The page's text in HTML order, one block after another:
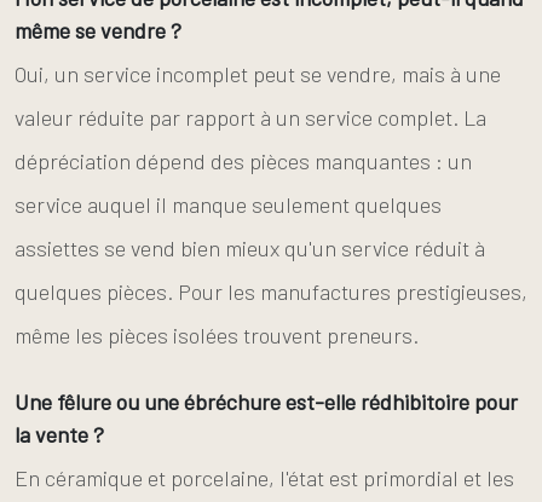
même se vendre ?
Oui, un service incomplet peut se vendre, mais à une
valeur réduite par rapport à un service complet. La
dépréciation dépend des pièces manquantes : un
service auquel il manque seulement quelques
assiettes se vend bien mieux qu'un service réduit à
quelques pièces. Pour les manufactures prestigieuses,
même les pièces isolées trouvent preneurs.
Une fêlure ou une ébréchure est-elle rédhibitoire pour
la vente ?
En céramique et porcelaine, l'état est primordial et les